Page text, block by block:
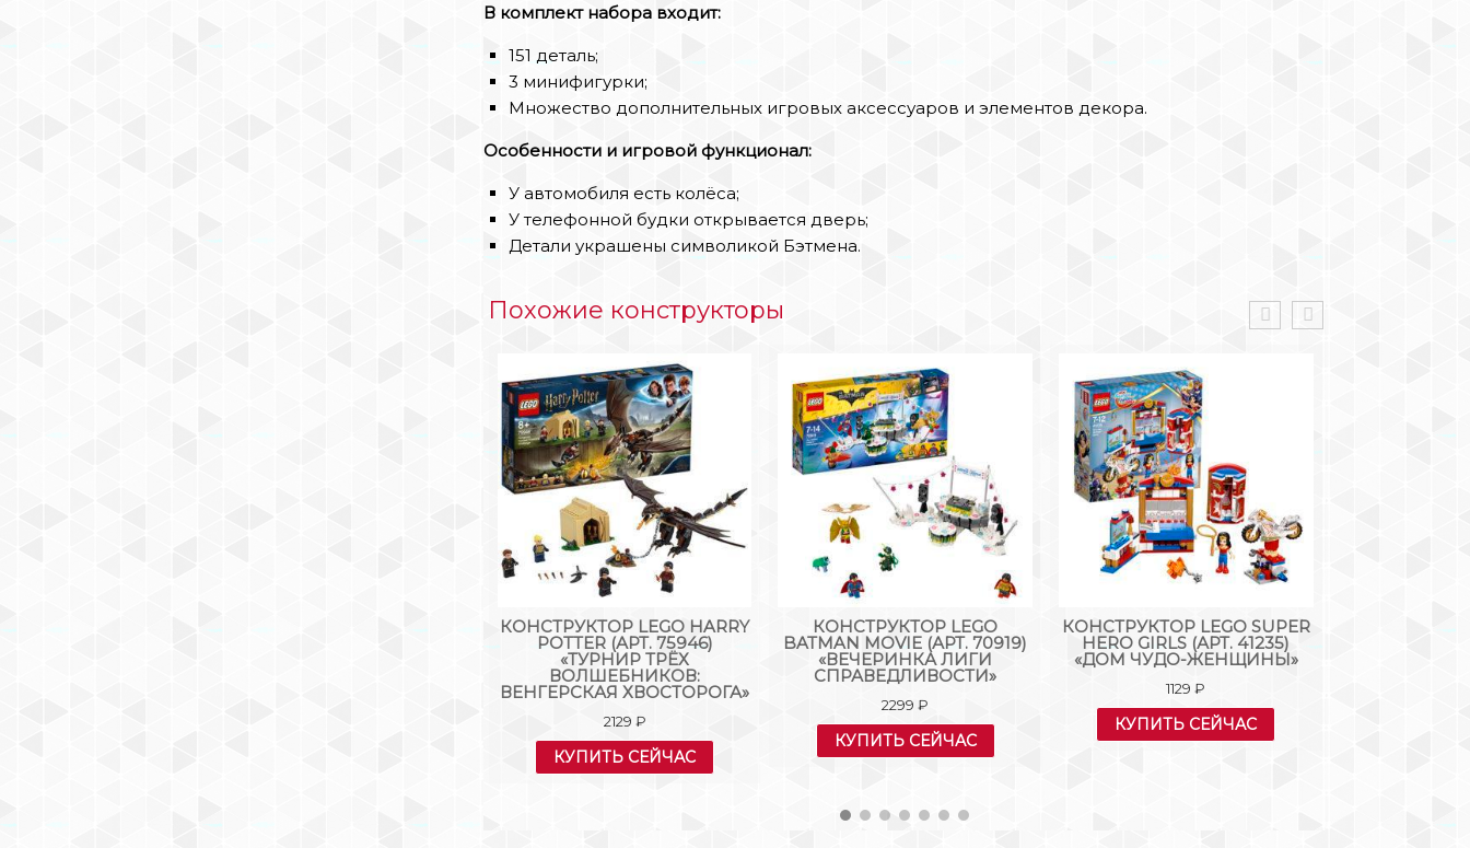
В комплект набора входит:
151 деталь;
3 минифигурки;
Множество дополнительных игровых аксессуаров и элементов декора.
Особенности и игровой функционал:
У автомобиля есть колёса;
У телефонной будки открывается дверь;
Детали украшены символикой Бэтмена.
Похожие конструкторы
КОНСТРУКТОР LEGO HARRY
POTTER (АРТ. 75946)
«ТУРНИР ТРЁХ
ВОЛШЕБНИКОВ:
ВЕНГЕРСКАЯ ХВОСТОРОГА»
2129 ₽
КУПИТЬ СЕЙЧАС
КОНСТРУКТОР LEGO
BATMAN MOVIE (АРТ. 70919)
«ВЕЧЕРИНКА ЛИГИ
СПРАВЕДЛИВОСТИ»
2299₽
КУПИТЬ СЕЙЧАС
КОНСТРУКТОР LEGO SUPER
HERO GIRLS (АРТ. 41235)
«ДОМ ЧУДО-ЖЕНЩИНЫ»
1129₽
КУПИТЬ СЕЙЧАС